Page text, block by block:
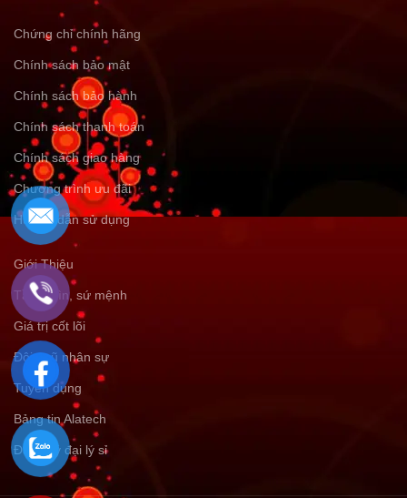
Chứng chỉ chính hãng
Chính sách bảo mật
Chính sách bảo hành
Chính sách thanh toán
Chính sách giao hàng
Chương trình ưu đãi
Hướng dẫn sử dụng
Giới Thiệu
Tầm nhìn, sứ mệnh
Giá trị cốt lõi
Đội ngũ nhân sự
Tuyển dụng
Bảng tin Alatech
Đăng ký đại lý sỉ